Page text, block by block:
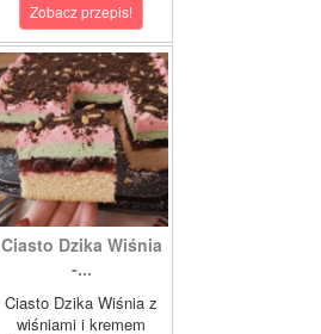
Zobacz przepis!
Ciasto Dzika Wiśnia
-...
Ciasto Dzika Wiśnia z
wiśniami i kremem